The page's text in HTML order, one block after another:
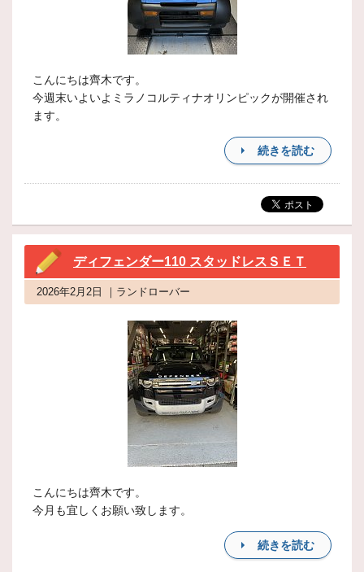
こんにちは齊木です。
今週末いよいよミラノコルティナオリンピックが開催され
ます。
続きを読む
ディフェンダー110 スタッドレスＳＥＴ
2026年2月2日 ｜ランドローバー
こんにちは齊木です。
今月も宜しくお願い致します。
続きを読む